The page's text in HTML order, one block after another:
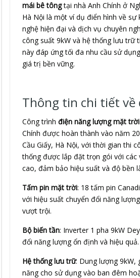
mái bê tôngtại nhà Anh Chính ở
Hà Nội là một ví dụ điển hình về
nghệ hiện đại và dịch vụ chuyên
công suất 9kW và hệ thống lưu trữ
này đáp ứng tối đa nhu cầu sử
giá trị bền vững.
Thông tin chi tiết về
Công trìnhđiện năng lượng mặt
Chính được hoàn thành vào năm
Cầu Giấy, Hà Nội, với thời gian thi
thống được lắp đặt trọn gói với
cao, đảm bảo hiệu suất và độ bền
Tấm pin mặt trời: 18 tấm pin
với hiệu suất chuyển đổi năng
vượt trội.
Bộ biến tần: Inverter 1 pha 9kW
đổi năng lượng ổn định và hiệu quả.
Hệ thống lưu trữ: Dung lượng 9kW,
năng cho sử dụng vào ban đêm